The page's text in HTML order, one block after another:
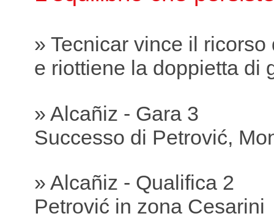
» Tecnicar vince il ricorso
e riottiene la doppietta di
» Alcañiz - Gara 3
Successo di Petrović,
» Alcañiz - Qualifica 2
Petrović in zona Cesarini